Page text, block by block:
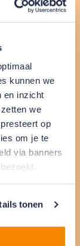
kunnen we
en inzicht
we
op
om je te
via banners
tonen
De hoogte
dat je wilt
hieronder.